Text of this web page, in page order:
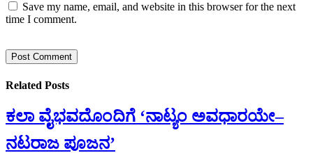
Save my name, email, and website in this browser for the next
time I comment.
Related Posts
ಕಲಾ ವೈಭವದೊಂದಿಗೆ ‘ನಾಟ್ಯಂ ಅವಧಾರಯೇ–
ನಟರಾಜ ಪೂಜನ’